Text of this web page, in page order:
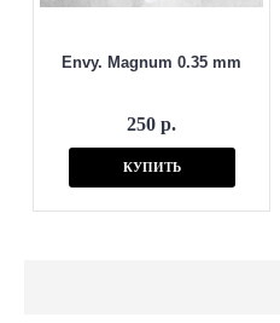
Envy. Magnum 0.35 mm
250 р.
КУПИТЬ